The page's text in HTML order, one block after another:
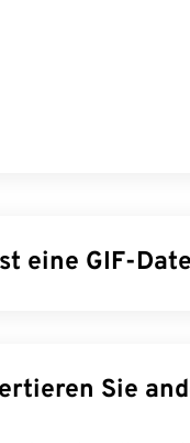
eine GIF-
verwendet GIF
wird am häufigsten in